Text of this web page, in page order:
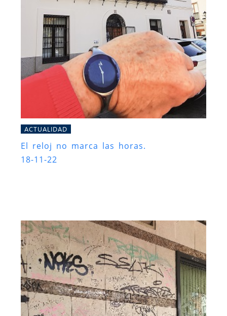
ACTUALIDAD
El reloj no marca las horas.
18-11-22